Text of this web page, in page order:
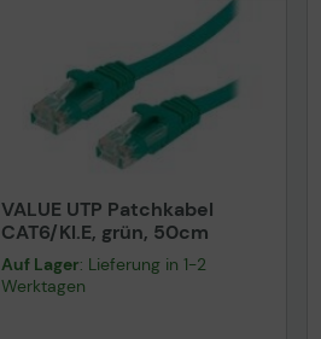
VALUE UTP Patchkabel
CAT6/Kl.E, grün, 50cm
Auf Lager: Lieferung in 1-2
Werktagen